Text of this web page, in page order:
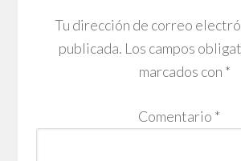
Tu dirección de correo
publicada. Los campos
marcados con *
Comentario *